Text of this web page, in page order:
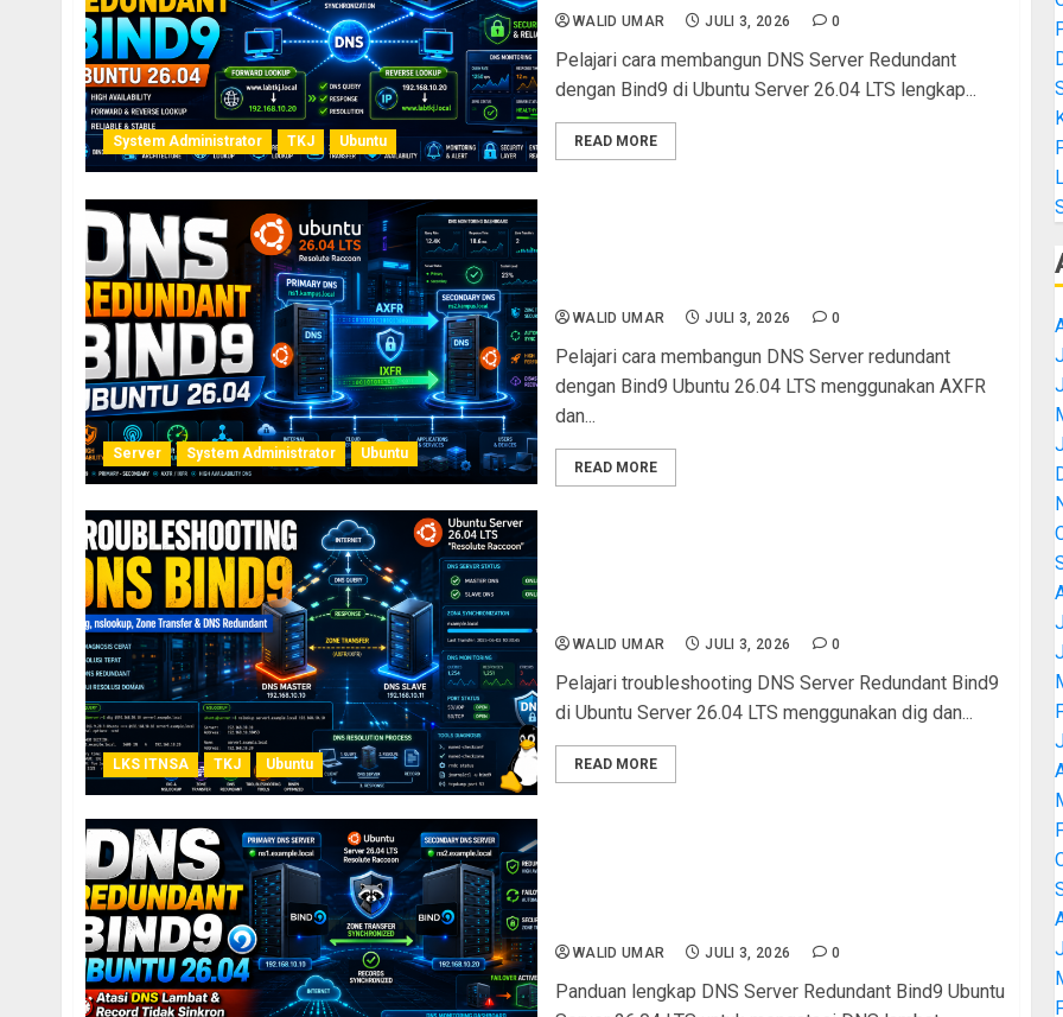
System Administrator TKJ Ubuntu
WALID UMAR JULI 3, 2026 0
Pelajari cara membangun DNS Server Redundant
dengan Bind9 di Ubuntu Server 26.04 LTS lengkap...
READ MORE
Server System Administrator Ubuntu
WALID UMAR JULI 3, 2026 0
Pelajari cara membangun DNS Server redundant
dengan Bind9 Ubuntu 26.04 LTS menggunakan AXFR
dan...
READ MORE
LKS ITNSA TKJ Ubuntu
WALID UMAR JULI 3, 2026 0
Pelajari troubleshooting DNS Server Redundant Bind9
di Ubuntu Server 26.04 LTS menggunakan dig dan...
READ MORE
WALID UMAR JULI 3, 2026 0
Panduan lengkap DNS Server Redundant Bind9 Ubuntu